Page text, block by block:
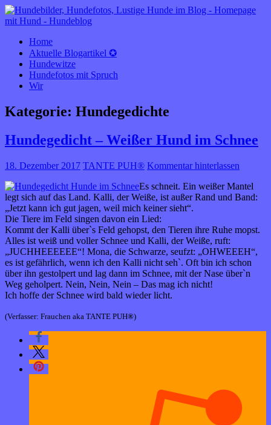
HUNDEBLOG óÔÔò ʕ·͡ᴥ·ʔ óÔÔò
rund um den Hund
Home
Aktuelle Blogartikel ✪
Hundewitze
Hundefotos mit Spruch
Wir
Kategorie: Hundegedichte
Hundegedicht – Weißer Hund im Schnee
18. Dezember 2017 TANTE PUH® Kommentar hinterlassen
Es schneit. Ein weißer Mantel
legt sich auf das Land. Kalli, der Weiße, ist außer Rand und Band:
„Jetzt kann ich gut jagen, weil mich keiner sieht“.
Die Tiere im Feld singen davon ein Lied:
Kommt der Kalli über`s Feld gehopst, den Tieren ihre Ruhe mopst.
Alles ist weiß und voller Schnee und Kalli, der Weiße, ruft:
„JUCHHEEEEEE“! Mona, die Schwarze, seufzt: „OHWEEEH“,
es ist gefährlich, wenn ich den Kalli nicht seh`. Oft bin ich schon
über ihn gestolpert und lag dann im Schnee, mit der Nase über`n
Weg geholpert. Nein, Nein, Nein – Das mag ich nicht!
Ich hoffe der Schnee wird bald wieder licht.
(Verfasser: Frauchen aka TANTE PUH®)